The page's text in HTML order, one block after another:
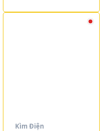
Kìm Điện